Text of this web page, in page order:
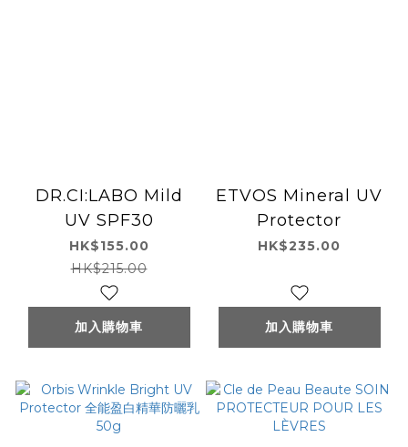
DR.CI:LABO Mild
UV SPF30
HK$155.00
HK$215.00
加入購物車
ETVOS Mineral UV
Protector
HK$235.00
加入購物車